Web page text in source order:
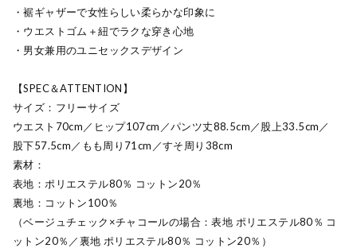
・裾ギャザーで女性らしい柔らかな印象に
・ウエストゴム＋紐でラクな穿き心地
・男女兼用のユニセックスデザイン
【SPEC＆ATTENTION】
サイズ：フリーサイズ
ウエスト70cm／ヒップ107cm／パンツ丈88.5cm／股上33.5cm／
股下57.5cm／もも周り71cm／すそ周り38cm
素材：
表地：ポリエステル80％ コットン20％
裏地：コットン100％
（ベージュチェック×チャコールの場合：表地 ポリエステル80％ コ
ットン20％／裏地 ポリエステル80％ コットン20％）